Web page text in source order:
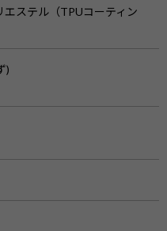
エステル（TPUコーティン
)